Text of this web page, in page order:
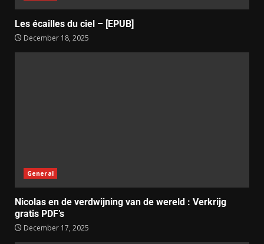
Les écailles du ciel – [EPUB]
December 18, 2025
General
Nicolas en de verdwijning van de wereld : Verkrijg
gratis PDF’s
December 17, 2025